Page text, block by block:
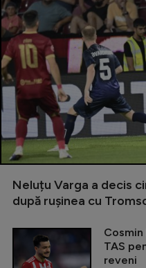
Neluțu Varga a decis
după rușinea cu
TAS
reveni